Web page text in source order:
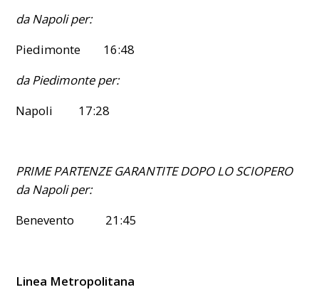
da Napoli per:
Piedimonte 16:48
da Piedimonte per:
Napoli 17:28
PRIME PARTENZE GARANTITE DOPO LO SCIOPERO
da Napoli per:
Benevento 21:45
Linea Metropolitana